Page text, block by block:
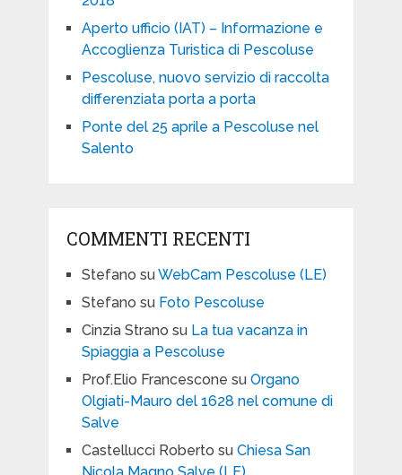
Aperto ufficio (IAT) – Informazione e
Accoglienza Turistica di Pescoluse
Pescoluse, nuovo servizio di raccolta
differenziata porta a porta
Ponte del 25 aprile a Pescoluse nel
Salento
COMMENTI RECENTI
Stefano suWebCam Pescoluse (LE)
Stefano su Foto Pescoluse
Cinzia Strano su La tua vacanza in
Spiaggia a Pescoluse
Prof.Elio Francescone su Organo
Olgiati-Mauro del 1628 nel comune di
Salve
Castellucci Roberto su Chiesa San